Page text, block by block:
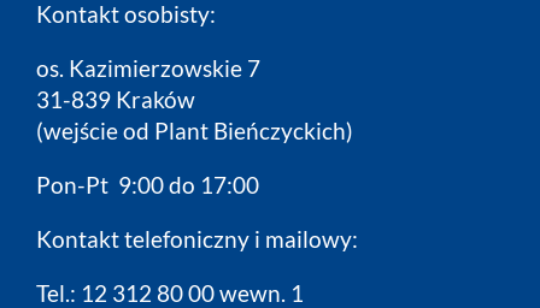
Kontakt osobisty:
os. Kazimierzowskie 7
31-839 Kraków
(wejście od Plant Bieńczyckich)
Pon-Pt 9:00 do 17:00
Kontakt telefoniczny i mailowy:
Tel.: 12 312 80 00 wewn. 1